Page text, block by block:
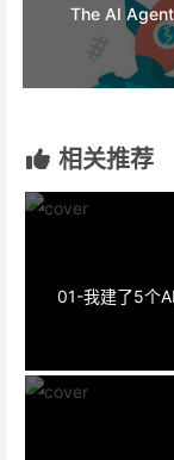
相关推荐
01-我建了5个